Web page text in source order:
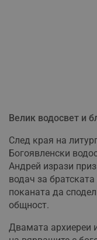
Велик водосвет и
След края на
Богоявленски
Андрей изрази
водач за
поканата да
общност.
Двамата архиереи